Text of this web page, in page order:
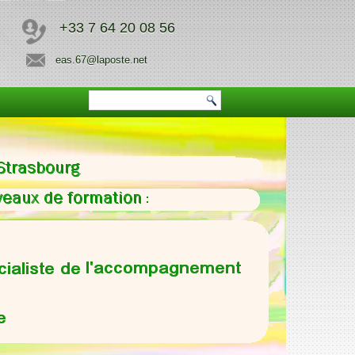
+33 7 64 20 08 56
eas.67@laposte.net